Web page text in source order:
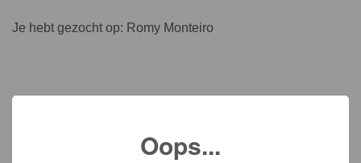
Je hebt gezocht op: Romy Monteiro
Oops...